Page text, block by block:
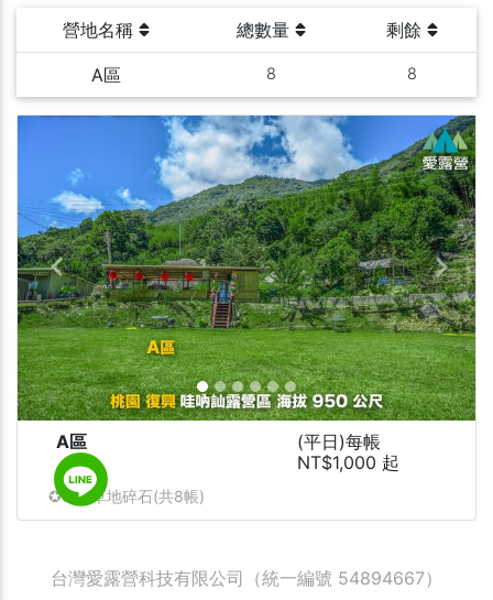
營地名稱 總數量 剩餘
A區 8 8
Previous Next
A區
(平日)每帳
NT$1,000 起
✪5X8草地碎石(共8帳)
台灣愛露營科技有限公司（統一編號 54894667）